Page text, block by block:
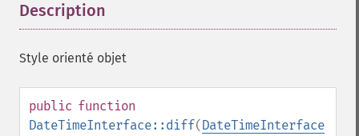
Description
Style orienté objet
public function
DateTimeInterface::diff(DateTimeInterface